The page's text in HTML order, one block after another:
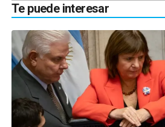
Te puede interesar